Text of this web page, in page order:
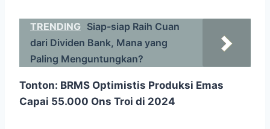
TRENDING Siap-siap Raih Cuan
dari Dividen Bank, Mana yang
Paling Menguntungkan?
Tonton: BRMS Optimistis Produksi Emas
Capai 55.000 Ons Troi di 2024